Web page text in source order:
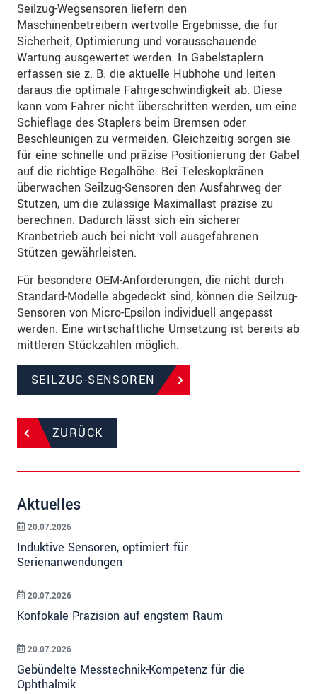
Seilzug-Wegsensoren liefern den
Maschinenbetreibern wertvolle Ergebnisse, die für
Sicherheit, Optimierung und vorausschauende
Wartung ausgewertet werden. In Gabelstaplern
erfassen sie z. B. die aktuelle Hubhöhe und leiten
daraus die optimale Fahrgeschwindigkeit ab. Diese
kann vom Fahrer nicht überschritten werden, um eine
Schieflage des Staplers beim Bremsen oder
Beschleunigen zu vermeiden. Gleichzeitig sorgen sie
für eine schnelle und präzise Positionierung der Gabel
auf die richtige Regalhöhe. Bei Teleskopkränen
überwachen Seilzug-Sensoren den Ausfahrweg der
Stützen, um die zulässige Maximallast präzise zu
berechnen. Dadurch lässt sich ein sicherer
Kranbetrieb auch bei nicht voll ausgefahrenen
Stützen gewährleisten.
Für besondere OEM-Anforderungen, die nicht durch
Standard-Modelle abgedeckt sind, können die Seilzug-
Sensoren von Micro-Epsilon individuell angepasst
werden. Eine wirtschaftliche Umsetzung ist bereits ab
mittleren Stückzahlen möglich.
SEILZUG-SENSOREN
ZURÜCK
Aktuelles
Induktive Sensoren, optimiert für
Serienanwendungen
20.07.2026
Konfokale Präzision auf engstem Raum
20.07.2026
Gebündelte Messtechnik-Kompetenz für die
Ophthalmik
20.07.2026